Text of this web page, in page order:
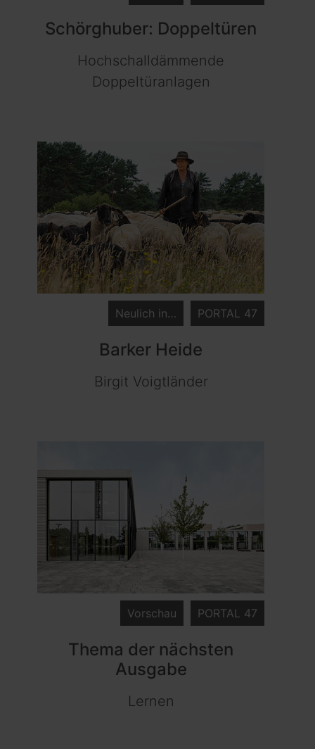
Schörghuber: Doppeltüren
Hochschalldämmende
Doppeltüranlagen
PORTAL 47
Neulich in…
Barker Heide
Birgit Voigtländer
PORTAL 47
Vorschau
Thema der nächsten
Ausgabe
Lernen